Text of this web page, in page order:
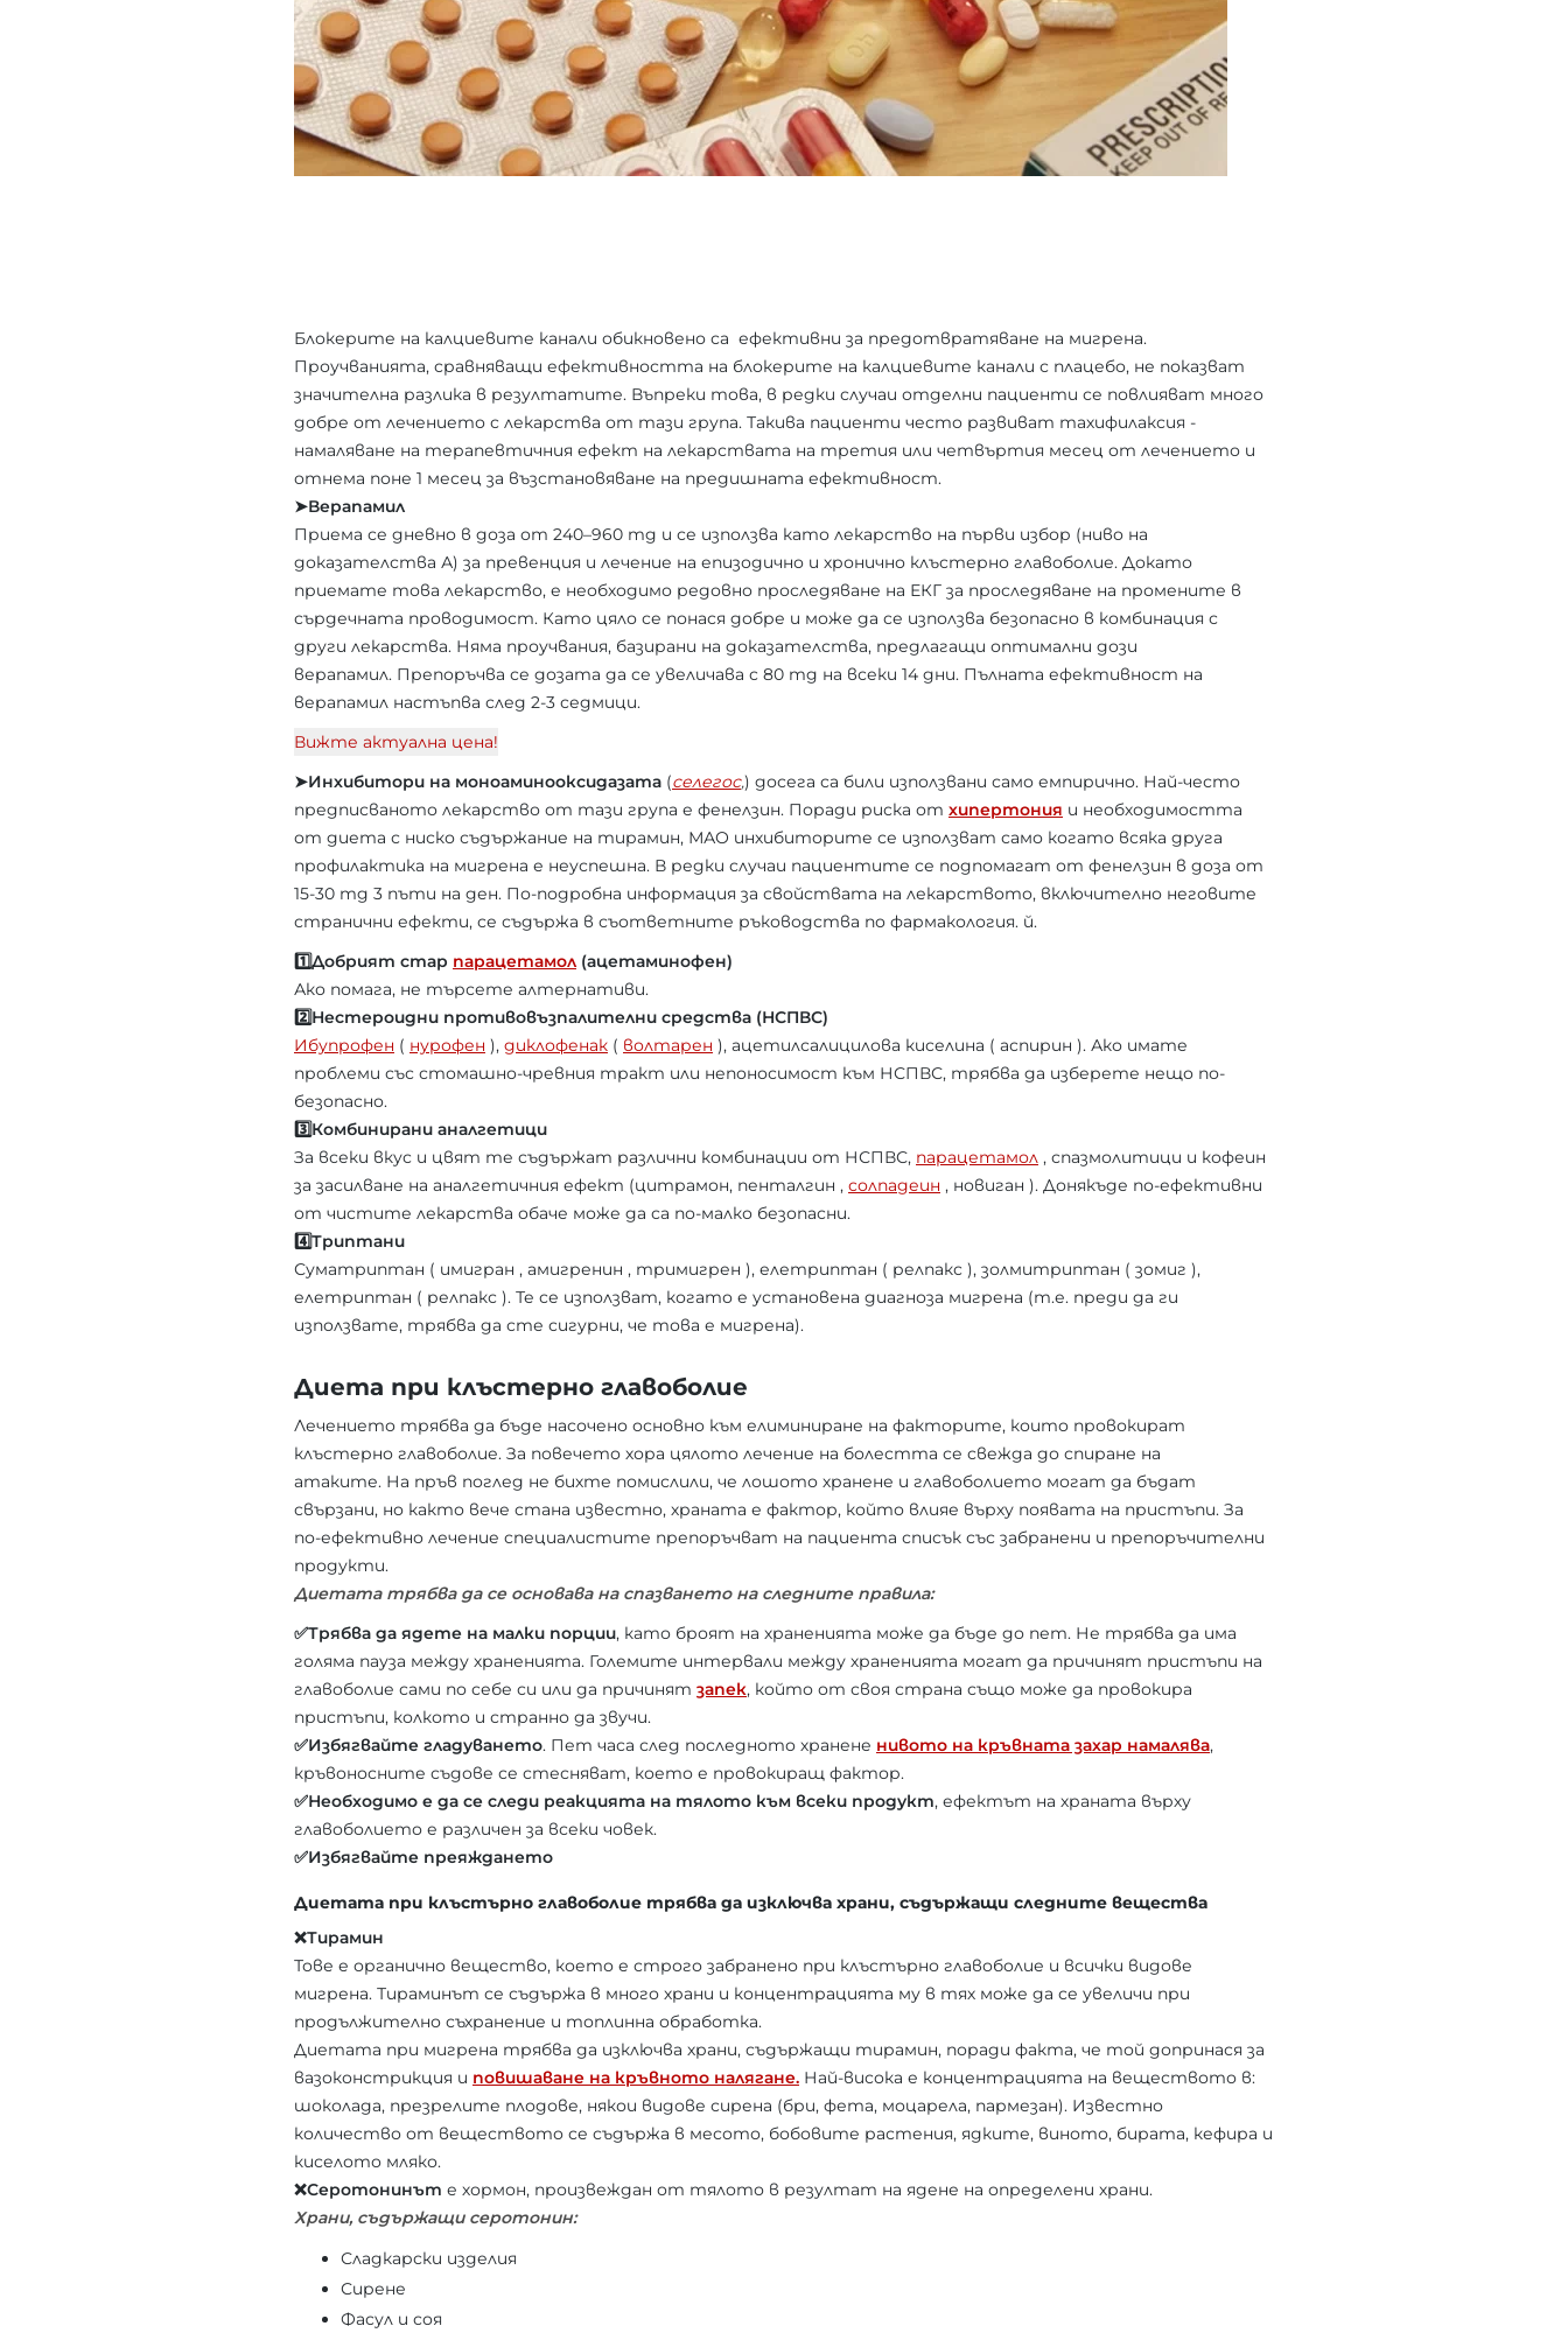
Блокерите на калциевите канали обикновено са ефективни за предотвратяване на мигрена.
Проучванията, сравняващи ефективността на блокерите на калциевите канали с плацебо, не показват
значителна разлика в резултатите. Въпреки това, в редки случаи отделни пациенти се повлияват много
добре от лечението с лекарства от тази група. Такива пациенти често развиват тахифилаксия -
намаляване на терапевтичния ефект на лекарствата на третия или четвъртия месец от лечението и
отнема поне 1 месец за възстановяване на предишната ефективност.
➤Верапамил
Приема се дневно в доза от 240–960 mg и се използва като лекарство на първи избор (ниво на
доказателства А) за превенция и лечение на епизодично и хронично клъстерно главоболие. Докато
приемате това лекарство, е необходимо редовно проследяване на ЕКГ за проследяване на промените в
сърдечната проводимост. Като цяло се понася добре и може да се използва безопасно в комбинация с
други лекарства. Няма проучвания, базирани на доказателства, предлагащи оптимални дози
верапамил. Препоръчва се дозата да се увеличава с 80 mg на всеки 14 дни. Пълната ефективност на
верапамил настъпва след 2-3 седмици.
Вижте актуална цена!
➤Инхибитори на моноаминооксидазата (селегос,) досега са били използвани само емпирично. Най-често
предписваното лекарство от тази група е фенелзин. Поради риска от хипертония и необходимостта
от диета с ниско съдържание на тирамин, МАО инхибиторите се използват само когато всяка друга
профилактика на мигрена е неуспешна. В редки случаи пациентите се подпомагат от фенелзин в доза от
15-30 mg 3 пъти на ден. По-подробна информация за свойствата на лекарството, включително неговите
странични ефекти, се съдържа в съответните ръководства по фармакология. й.
1️⃣Добрият стар парацетамол (ацетаминофен)
Ако помага, не търсете алтернативи.
2️⃣Нестероидни противовъзпалителни средства (НСПВС)
Ибупрофен ( нурофен ), диклофенак ( волтарен ), ацетилсалицилова киселина ( аспирин ). Ако имате
проблеми със стомашно-чревния тракт или непоносимост към НСПВС, трябва да изберете нещо по-
безопасно.
3️⃣Комбинирани аналгетици
За всеки вкус и цвят те съдържат различни комбинации от НСПВС, парацетамол , спазмолитици и кофеин
за засилване на аналгетичния ефект (цитрамон, пенталгин , солпадеин , новиган ). Донякъде по-ефективни
от чистите лекарства обаче може да са по-малко безопасни.
4️⃣Триптани
Суматриптан ( имигран , амигренин , тримигрен ), елетриптан ( релпакс ), золмитриптан ( зомиг ),
елетриптан ( релпакс ). Те се използват, когато е установена диагноза мигрена (т.е. преди да ги
използвате, трябва да сте сигурни, че това е мигрена).
Диета при клъстерно главоболие
Лечението трябва да бъде насочено основно към елиминиране на факторите, които провокират
клъстерно главоболие. За повечето хора цялото лечение на болестта се свежда до спиране на
атаките. На пръв поглед не бихте помислили, че лошото хранене и главоболието могат да бъдат
свързани, но както вече стана известно, храната е фактор, който влияе върху появата на пристъпи. За
по-ефективно лечение специалистите препоръчват на пациента списък със забранени и препоръчителни
продукти.
Диетата трябва да се основава на спазването на следните правила:
✅Трябва да ядете на малки порции, като броят на храненията може да бъде до пет. Не трябва да има
голяма пауза между храненията. Големите интервали между храненията могат да причинят пристъпи на
главоболие сами по себе си или да причинят запек, който от своя страна също може да провокира
пристъпи, колкото и странно да звучи.
✅Избягвайте гладуването. Пет часа след последното хранене нивото на кръвната захар намалява,
кръвоносните съдове се стесняват, което е провокиращ фактор.
✅Необходимо е да се следи реакцията на тялото към всеки продукт, ефектът на храната върху
главоболието е различен за всеки човек.
✅Избягвайте преяждането
Диетата при клъстърно главоболие трябва да изключва храни, съдържащи следните вещества
❌Тирамин
Тове е органично вещество, което е строго забранено при клъстърно главоболие и всички видове
мигрена. Тираминът се съдържа в много храни и концентрацията му в тях може да се увеличи при
продължително съхранение и топлинна обработка.
Диетата при мигрена трябва да изключва храни, съдържащи тирамин, поради факта, че той допринася за
вазоконстрикция и повишаване на кръвното налягане. Най-висока е концентрацията на веществото в:
шоколада, презрелите плодове, някои видове сирена (бри, фета, моцарела, пармезан). Известно
количество от веществото се съдържа в месото, бобовите растения, ядките, виното, бирата, кефира и
киселото мляко.
❌Серотонинът е хормон, произвеждан от тялото в резултат на ядене на определени храни.
Храни, съдържащи серотонин:
Сладкарски изделия
Сирене
Фасул и соя